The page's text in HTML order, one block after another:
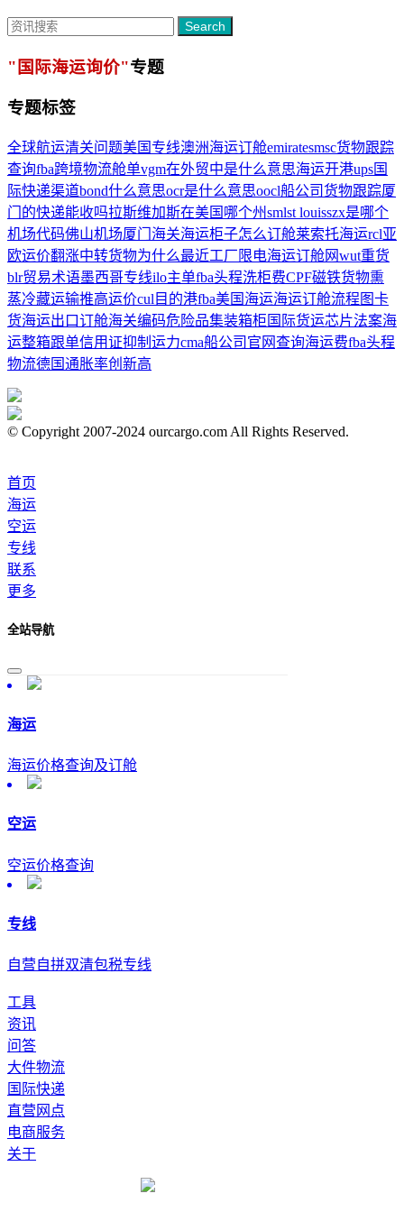
Search
"国际海运询价"专题
专题标签
全球航运清关问题美国专线澳洲海运订舱emiratesmsc货物跟踪
查询fba跨境物流舱单vgm在外贸中是什么意思海运开港ups国
际快递渠道bond什么意思ocr是什么意思oocl船公司货物跟踪厦
门的快递能收吗拉斯维加斯在美国哪个州smlst louisszx是哪个
机场代码佛山机场厦门海关海运柜子怎么订舱莱索托海运rcl亚
欧运价翻涨中转货物为什么最近工厂限电海运订舱网wut重货
blr贸易术语墨西哥专线ilo主单fba头程洗柜费CPF磁铁货物熏
蒸冷藏运输推高运价cul 目的港fba美国海运海运订舱流程图卡
货海运出口订舱海关编码危险品集装箱柜 国际货运芯片法案海
运整箱跟单信用证抑制运力cma船公司官网查询海运费fba头程
物流德国通胀率创新高
© Copyright 2007-2024 ourcargo.com All Rights Reserved.
首页
海运
空运
专线
联系
更多
全站导航
海运
海运价格查询及订舱
空运
空运价格查询
专线
自营自拼双清包税专线
工具
资讯
问答
大件物流
国际快递
直营网点
电商服务
关于